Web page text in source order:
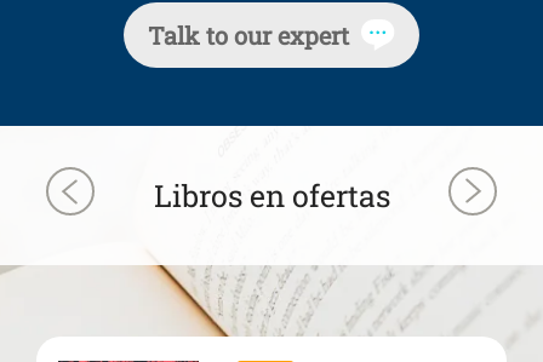
Talk to our expert
Libros en ofertas